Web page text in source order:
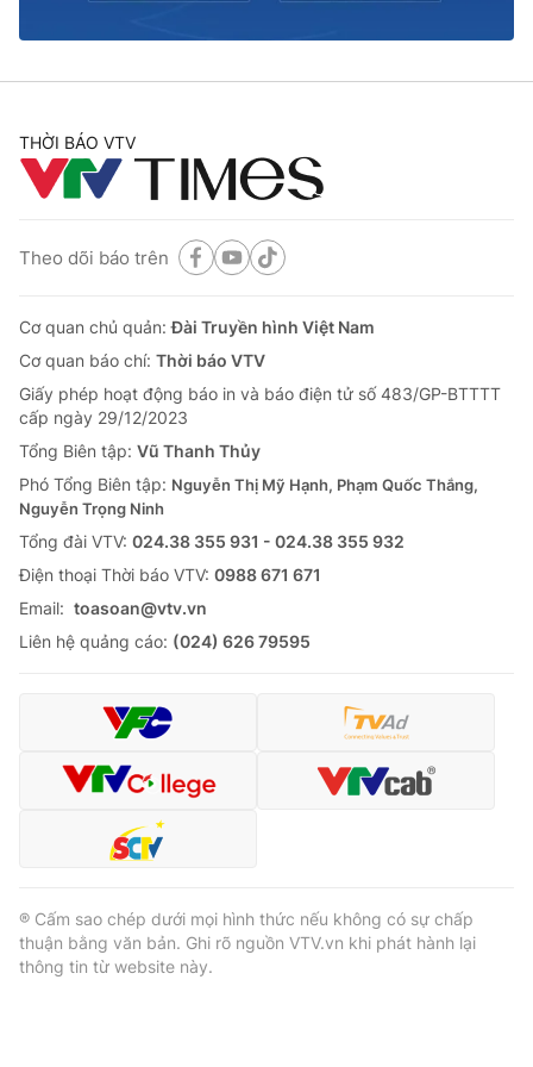
thuận bằng văn bản. Ghi rõ nguồn VTV.vn khi phát hành lại
thông tin từ website này.
THỜI BÁO VTV
Theo dõi báo trên
Cơ quan chủ quản:Đài Truyền hình Việt Nam
Cơ quan báo chí: Thời báo VTV
Giấy phép hoạt động báo in và báo điện tử số 483/GP-BTTTT
cấp ngày 29/12/2023
Tổng Biên tập: Vũ Thanh Thủy
Phó Tổng Biên tập: Nguyễn Thị Mỹ Hạnh, Phạm Quốc Thắng,
Nguyễn Trọng Ninh
Tổng đài VTV: 024.38 355 931 - 024.38 355 932
Ðiện thoại Thời báo VTV: 0988 671 671
Email: toasoan@vtv.vn
Liên hệ quảng cáo: (024) 626 79595
® Cấm sao chép dưới mọi hình thức nếu không có sự chấp
thuận bằng văn bản. Ghi rõ nguồn VTV.vn khi phát hành lại
thông tin từ website này.